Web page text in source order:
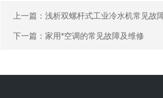
上一篇： 浅析双螺杆式工业冷水机常见故
下一篇： 家用*空调的常见故障及维修